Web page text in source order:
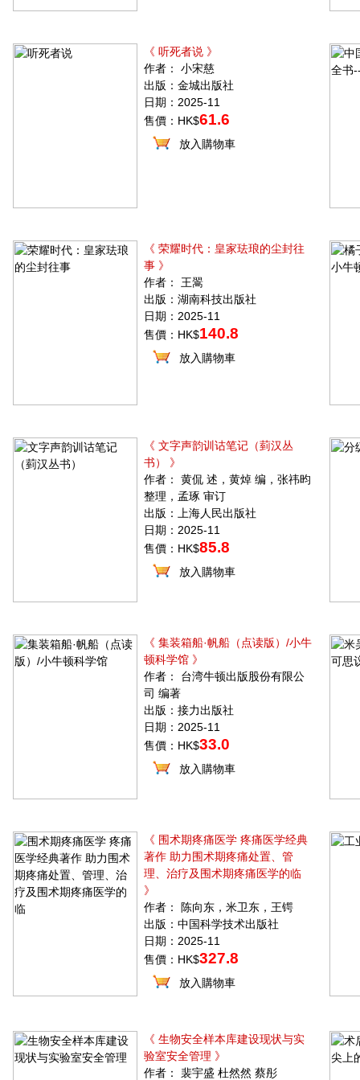
《 听死者说 》
作者： 小宋慈
出版：金城出版社
日期：2025-11
售價：HK$61.6
放入購物車
《 荣耀时代：皇家珐琅的尘封往
事 》
作者： 王翯
出版：湖南科技出版社
日期：2025-11
售價：HK$140.8
放入購物車
《 文字声韵训诂笔记（菿汉丛
书） 》
作者： 黄侃 述，黄焯 编，张祎昀
整理，孟琢 审订
出版：上海人民出版社
日期：2025-11
售價：HK$85.8
放入購物車
《 集装箱船·帆船（点读版）/小牛
顿科学馆 》
作者： 台湾牛顿出版股份有限公
司 编著
出版：接力出版社
日期：2025-11
售價：HK$33.0
放入購物車
《 围术期疼痛医学 疼痛医学经典
著作 助力围术期疼痛处置、管
理、治疗及围术期疼痛医学的临
》
作者： 陈向东，米卫东，王锷
出版：中国科学技术出版社
日期：2025-11
售價：HK$327.8
放入購物車
《 生物安全样本库建设现状与实
验室安全管理 》
作者： 裴宇盛 杜然然 蔡彤